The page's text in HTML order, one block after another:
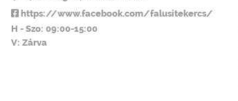
https://www.facebook.com/falusitekercs/
H - Szo: 09:00-15:00
V: Zárva